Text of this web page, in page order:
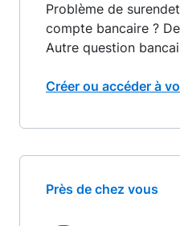
Problème de
compte bancaire ?
Autre question
Créer ou accéder à
Près de chez vous